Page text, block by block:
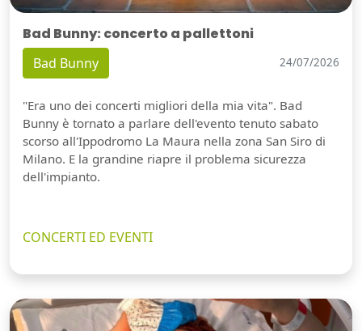
Bad Bunny: concerto a pallettoni
Bad Bunny 24/07/2026
"Era uno dei concerti migliori della mia vita". Bad
Bunny è tornato a parlare dell'evento tenuto sabato
scorso all'Ippodromo La Maura nella zona San Siro di
Milano. E la grandine riapre il problema sicurezza
dell'impianto.
CONCERTI ED EVENTI